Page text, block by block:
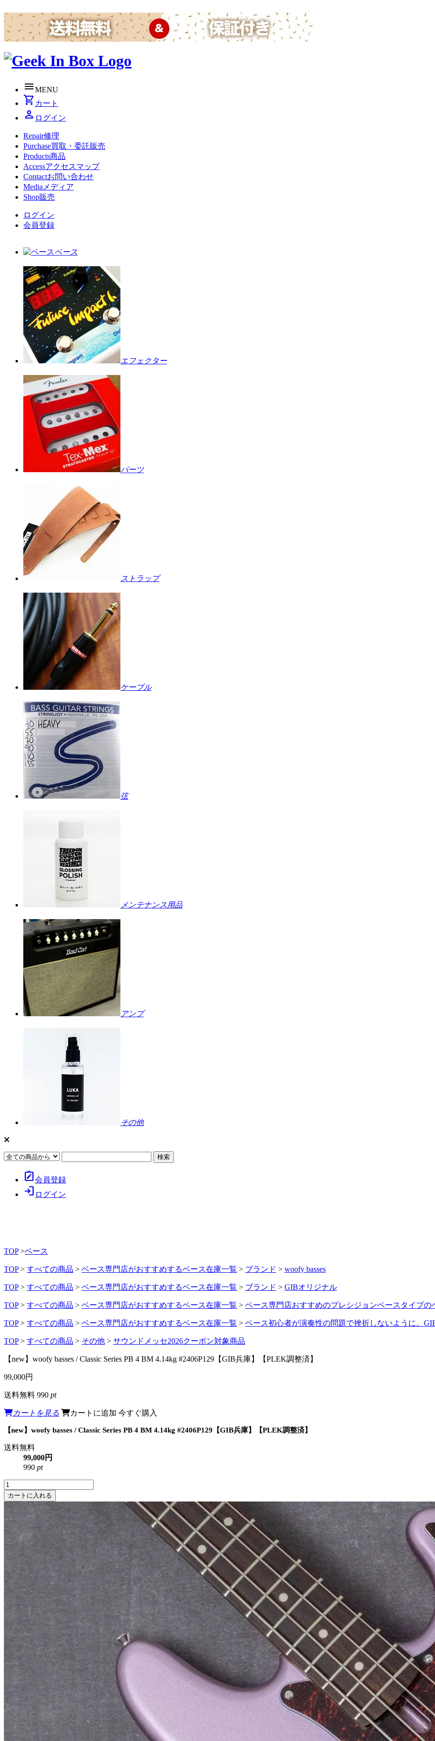
menuMENU
shopping_cart カート
person ログイン
Repair修理
Purchase買取・委託販売
Products商品
Accessアクセスマップ
Contactお問い合わせ
Media メディア
Shop販売
ログイン
会員登録
ベース
エフェクター
パーツ
ストラップ
ケーブル
弦
メンテナンス用品
アンプ
その他
note_alt会員登録
login ログイン
TOP >ベース
TOP > すべての商品 > ベース専門店がおすすめするベース在庫一覧 > ブランド > woofy basses
TOP > すべての商品 > ベース専門店がおすすめするベース在庫一覧 > ブランド > GIBオリジナル
TOP > すべての商品 > ベース専門店がおすすめするベース在庫一覧 > ベース専門店おすすめのプレシジョンベースタイプの
TOP > すべての商品 > ベース専門店がおすすめするベース在庫一覧 > ベース初心者が演奏性の問題で挫折しないように。
TOP > すべての商品 > その他 > サウンドメッセ2026クーポン対象商品
【new】woofy basses / Classic Series PB 4 BM 4.14kg #2406P129【GIB兵庫】【PLEK調整済】
99,000円
送料無料 990 pt
カートを見る カートに追加 今すぐ購入
【new】woofy basses / Classic Series PB 4 BM 4.14kg #2406P129【GIB兵庫】【PLEK調整済】
送料無料
99,000円
990 pt
カートに入れる